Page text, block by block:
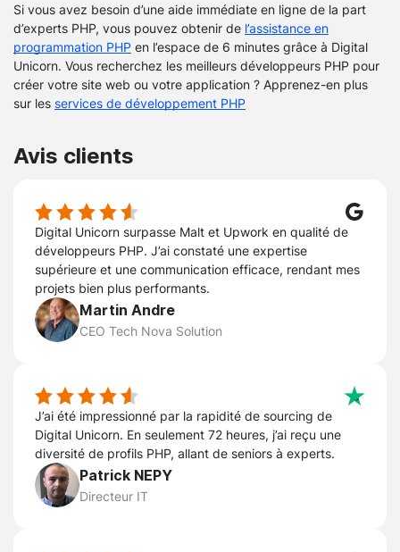
Si vous avez besoin d’une aide immédiate en ligne de la part
d’experts PHP, vous pouvez obtenir de l’assistance en
programmation PHP en l’espace de 6 minutes grâce à Digital
Unicorn. Vous recherchez les meilleurs développeurs PHP pour
créer votre site web ou votre application ? Apprenez-en plus
sur les services de développement PHP
Avis clients
Digital Unicorn surpasse Malt et Upwork en qualité de
développeurs PHP. J’ai constaté une expertise
supérieure et une communication efficace, rendant mes
projets bien plus performants.
Martin Andre
CEO Tech Nova Solution
J’ai été impressionné par la rapidité de sourcing de
Digital Unicorn. En seulement 72 heures, j’ai reçu une
diversité de profils PHP, allant de seniors à experts.
Patrick NEPY
Directeur IT